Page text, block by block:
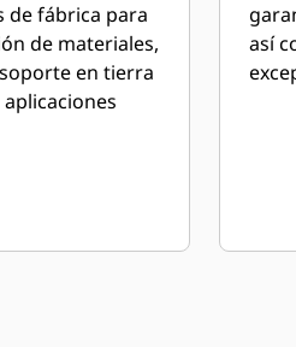
de fábrica para
de materiales,
en tierra
así